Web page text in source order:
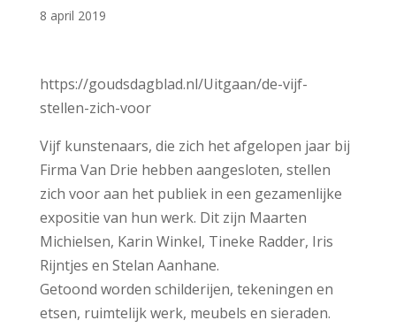
8 april 2019
https://goudsdagblad.nl/Uitgaan/de-vijf-
stellen-zich-voor
Vijf kunstenaars, die zich het afgelopen jaar bij
Firma Van Drie hebben aangesloten, stellen
zich voor aan het publiek in een gezamenlijke
expositie van hun werk. Dit zijn Maarten
Michielsen, Karin Winkel, Tineke Radder, Iris
Rijntjes en Stelan Aanhane.
Getoond worden schilderijen, tekeningen en
etsen, ruimtelijk werk, meubels en sieraden.